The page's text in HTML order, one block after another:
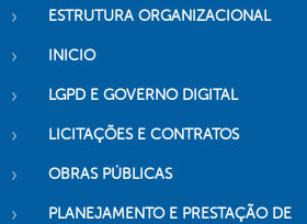
ESTRUTURA ORGANIZACIONAL
INICIO
LGPD E GOVERNO DIGITAL
LICITAÇÕES E CONTRATOS
OBRAS PÚBLICAS
PLANEJAMENTO E PRESTAÇÃO DE